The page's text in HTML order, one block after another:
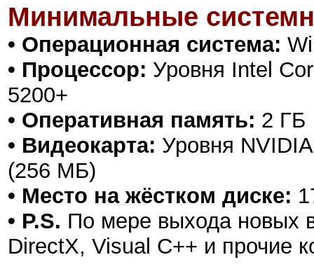
Минимальные
• Операционная система:
• Процессор: Уровня Intel
5200+
• Оперативная память: 2 ГБ
• Видеокарта: Уровня
(256 МБ)
• Место на жёстком диске:
• P.S. По мере выхода новых
DirectX, Visual C++ и прочие